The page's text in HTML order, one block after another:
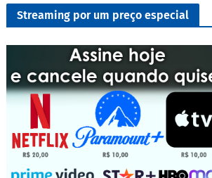
Streaming por um preço especial